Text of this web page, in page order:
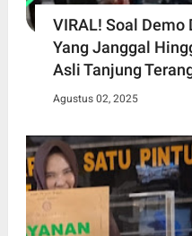
VIRAL! Soal
Yang Janggal
Asli Tanjung
Agustus 02, 2025